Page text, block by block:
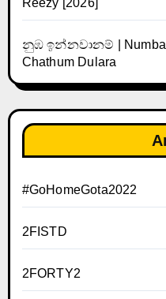
නුඹ ඉන්නවානම් | Numba
Chathum Dulara
#GoHomeGota2022
2FISTD
2FORTY2